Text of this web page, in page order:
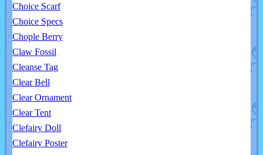
Choice Scarf
Choice Specs
Chople Berry
Claw Fossil
Cleanse Tag
Clear Bell
Clear Ornament
Clear Tent
Clefairy Doll
Clefairy Poster